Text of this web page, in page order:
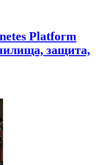
Platform
защита,